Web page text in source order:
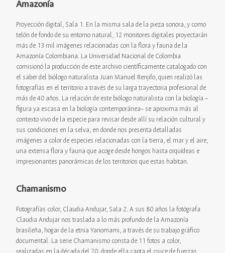
Amazonía
Proyección digital, Sala 1. En la misma sala de la pieza sonora, y como
telón de fondo de su entorno natural, 12 monitores digitales proyectarán
más de 13 mil imágenes relacionadas con la flora y fauna de la
Amazonía Colombiana. La Universidad Nacional de Colombia
comisionó la producción de este archivo científicamente catalogado con
el saber del biólogo naturalista Juan Manuel Renjifo, quien realizó las
fotografías en el territorio a través de su larga trayectoria profesional de
más de 40 años. La relación de este biólogo naturalista con la biología –
figura ya escasa en la biología contemporánea– se aproxima más al
contexto vivo de la especie para revisar desde allí su relación cultural y
sus condiciones en la selva, en donde nos presenta detalladas
imágenes a color de especies relacionadas con la tierra, el mar y el aire,
una extensa flora y fauna que acoge desde hongos hasta orquídeas e
impresionantes panorámicas de los territorios que estas habitan.
Chamanismo
Fotografías color, Claudia Andujar, Sala 2. A sus 80 años la fotógrafa
Claudia Andujar nos traslada a lo más profundo de la Amazonía
brasileña, hogar de la etnia Yanomami, a través de su trabajo gráfico
documental. La serie Chamanismo consta de 11 fotos a color,